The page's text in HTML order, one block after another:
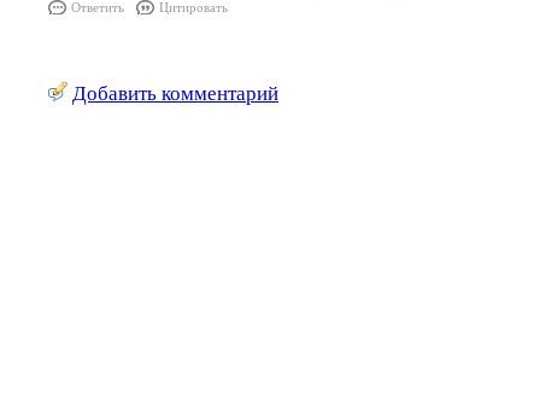
Ответить Цитировать
Добавить комментарий